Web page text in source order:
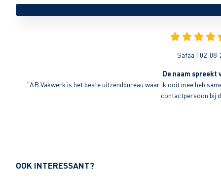
Safaa | 02-08-
De naam spreekt
"AB Vakwerk is het beste uitzendbureau waar ik ooit mee heb
contactpersoon bij
OOK INTERESSANT?